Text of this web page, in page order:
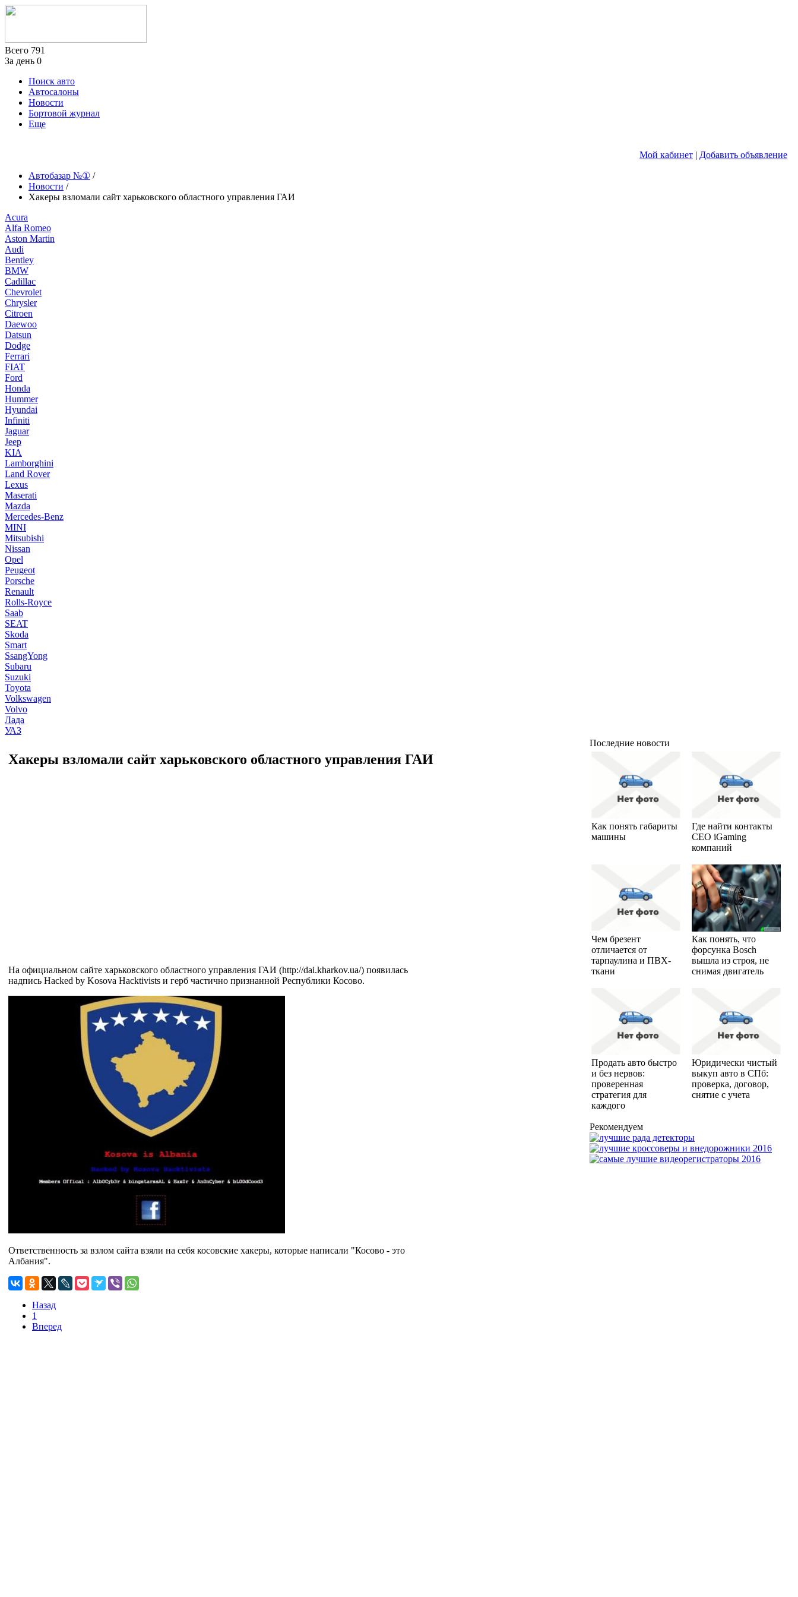
Всего 791
За день 0
Поиск авто
Автосалоны
Новости
Бортовой журнал
Еще
Мой кабинет | Добавить объявление
Автобазар №① /
Новости /
Хакеры взломали сайт харьковского областного управления ГАИ
Acura
Alfa Romeo
Aston Martin
Audi
Bentley
BMW
Cadillac
Chevrolet
Chrysler
Citroen
Daewoo
Datsun
Dodge
Ferrari
FIAT
Ford
Honda
Hummer
Hyundai
Infiniti
Jaguar
Jeep
KIA
Lamborghini
Land Rover
Lexus
Maserati
Mazda
Mercedes-Benz
MINI
Mitsubishi
Nissan
Opel
Peugeot
Porsche
Renault
Rolls-Royce
Saab
SEAT
Skoda
Smart
SsangYong
Subaru
Suzuki
Toyota
Volkswagen
Volvo
Лада
УАЗ
Хакеры взломали сайт харьковского областного управления ГАИ
На официальном сайте харьковского областного управления ГАИ (http://dai.kharkov.ua/) появилась
надпись Hacked by Kosova Hacktivists и герб частично признанной Республики Косово.
Ответственность за взлом сайта взяли на себя косовские хакеры, которые написали "Косово - это
Албания".
Назад
1
Вперед
Последние новости
Как понять габариты
машины
Где найти контакты
CEO iGaming
компаний
Чем брезент
отличается от
тарпаулина и ПВХ-
ткани
Как понять, что
форсунка Bosch
вышла из строя, не
снимая двигатель
Продать авто быстро
и без нервов:
проверенная
стратегия для
каждого
Юридически чистый
выкуп авто в СПб:
проверка, договор,
снятие с учета
Рекомендуем